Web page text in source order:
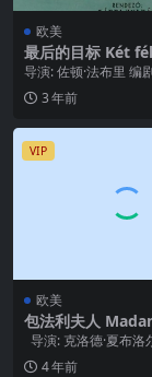
欧美
最后的目标 Két
olban (1962)
导演: 佐顿·法布里 编
科 / 佐顿·法布里 主演:
3 年前
VIP
欧美
包法利夫人
(1991)
导演: 克洛德·夏布洛
塔夫·福楼拜 / 克洛德·
4 年前